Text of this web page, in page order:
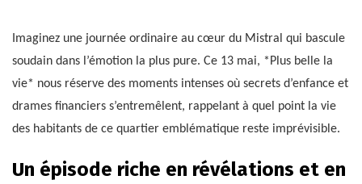
Imaginez une journée ordinaire au cœur du Mistral qui bascule
soudain dans l’émotion la plus pure. Ce 13 mai, *Plus belle la
vie* nous réserve des moments intenses où secrets d’enfance et
drames financiers s’entremêlent, rappelant à quel point la vie
des habitants de ce quartier emblématique reste imprévisible.
Un épisode riche en révélations et en